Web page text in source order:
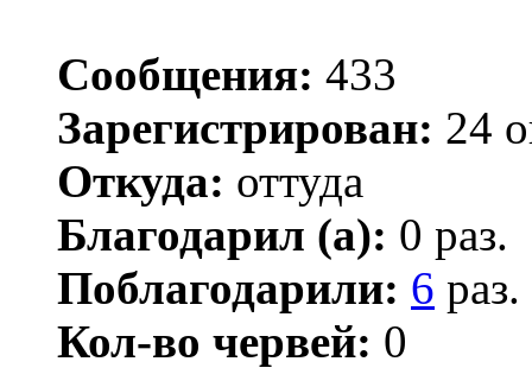
Сообщения: 433
Зарегистрирован: 24
Откуда: оттуда
Благодарил (а): 0 раз.
Поблагодарили: 6 раз.
Кол-во червей: 0